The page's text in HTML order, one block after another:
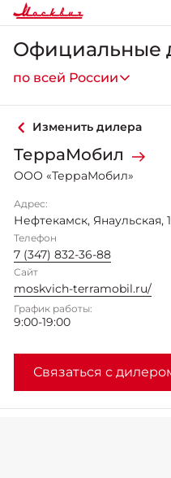
Официальные
по всей России
Изменить дилера
ТерраМобил
ООО «ТерраМобил»
Адрес:
Нефтекамск, Янаульская,
Телефон
7 (347) 832-36-88
Сайт
moskvich-terramobil.ru/
График работы:
9:00-19:00
Связаться с